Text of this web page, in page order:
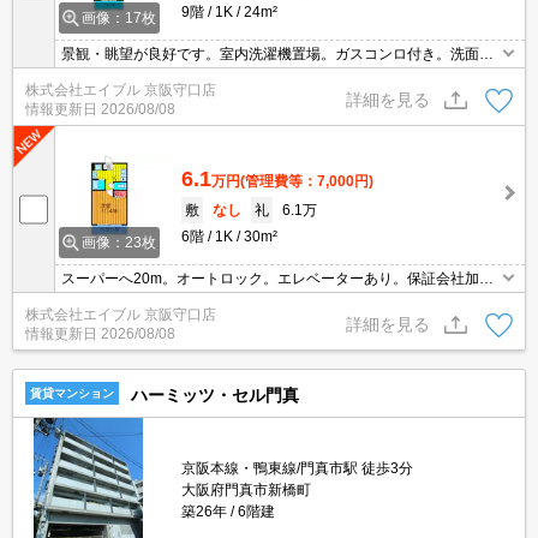
画像：17枚
9階
1K 24m²
景観・眺望が良好です。室内洗濯機置場。ガスコンロ付き。洗面化
粧台付き。保証会社加入要(月額総支払額の50%)。
株式会社エイブル 京阪守口店
情報更新日 2026/08/08
詳細を見る
画像：23枚
6.1万円(管理費等：7,000円)
敷
なし 礼
6.1万
6階
1K 30m²
スーパーへ20m。オートロック。エレベーターあり。保証会社加入
要(月額総支払額の50%)。
株式会社エイブル 京阪守口店
情報更新日 2026/08/08
詳細を見る
賃貸マンション ハーミッツ・セル門真
京阪本線・鴨東線/門真市駅 徒歩3分
大阪府門真市新橋町
築26年
6階建